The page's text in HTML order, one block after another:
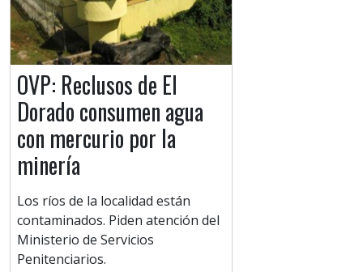
OVP: Reclusos de El
Dorado consumen agua
con mercurio por la
minería
Los ríos de la localidad están
contaminados. Piden atención del
Ministerio de Servicios
Penitenciarios.